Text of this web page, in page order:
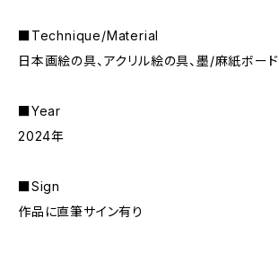
■Technique/Material
日本画絵の具、アクリル絵の具、墨/麻紙ボード
■Year
2024年
■Sign
作品に直筆サイン有り